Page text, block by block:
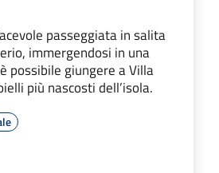
passeggiata in salita
immergendosi in una
possibile giungere a Villa
più nascosti dell’isola.